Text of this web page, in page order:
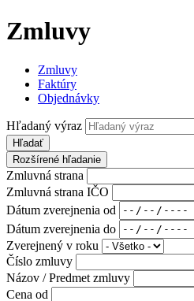
Zmluvy
Zmluvy
Faktúry
Objednávky
Hľadaný výraz
Hľadať
Rozšírené hľadanie
Zmluvná strana
Zmluvná strana IČO
Dátum zverejnenia od
Dátum zverejnenia do
Zverejnený v roku
Číslo zmluvy
Názov / Predmet zmluvy
Cena od